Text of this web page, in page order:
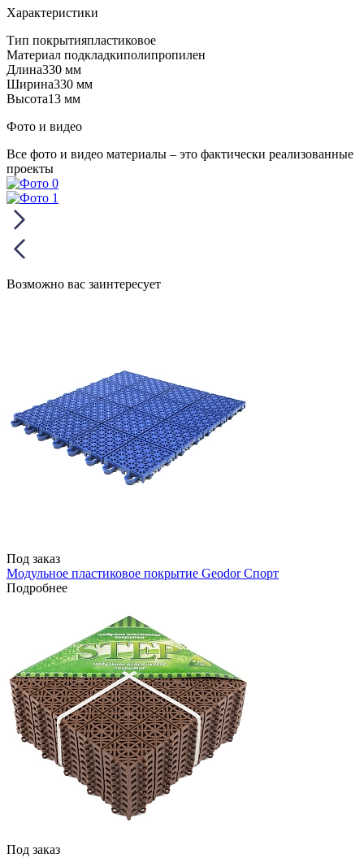
Характеристики
Тип покрытияпластиковое
Материал подкладкиполипропилен
Длина330 мм
Ширина330 мм
Высота13 мм
Фото и видео
Все фото и видео материалы – это фактически реализованные
проекты
Возможно вас заинтересует
Под заказ
Модульное пластиковое покрытие Geodor Спорт
Подробнее
Под заказ